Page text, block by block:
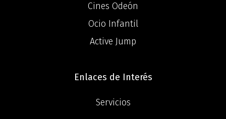
Cines Odeón
Ocio Infantil
Active Jump
Enlaces de Interés
Servicios